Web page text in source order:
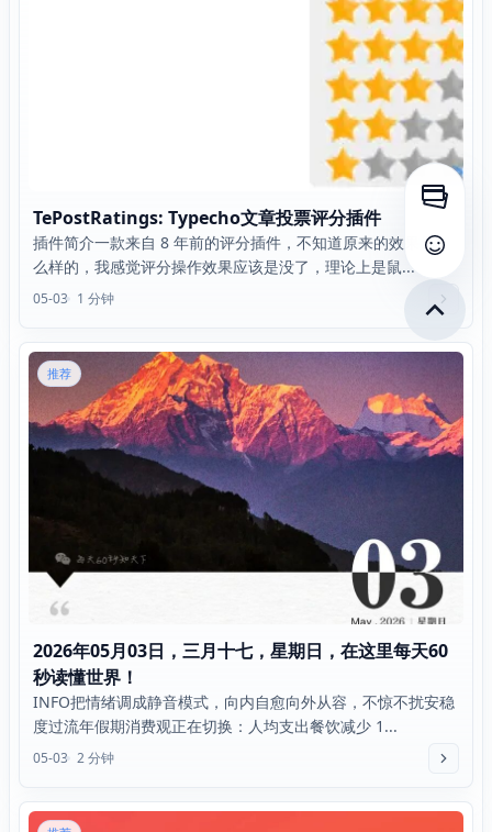
TePostRatings: Typecho文章投票评分插件
插件简介一款来自 8 年前的评分插件，不知道原来的效果是怎
么样的，我感觉评分操作效果应该是没了，理论上是鼠...
05-03 1 分钟
推荐
2026年05月03日，三月十七，星期日，在这里每天60
秒读懂世界！
INFO把情绪调成静音模式，向内自愈向外从容，不惊不扰安稳
度过流年假期消费观正在切换：人均支出餐饮减少 1...
05-03 2 分钟
打开侧
查看评